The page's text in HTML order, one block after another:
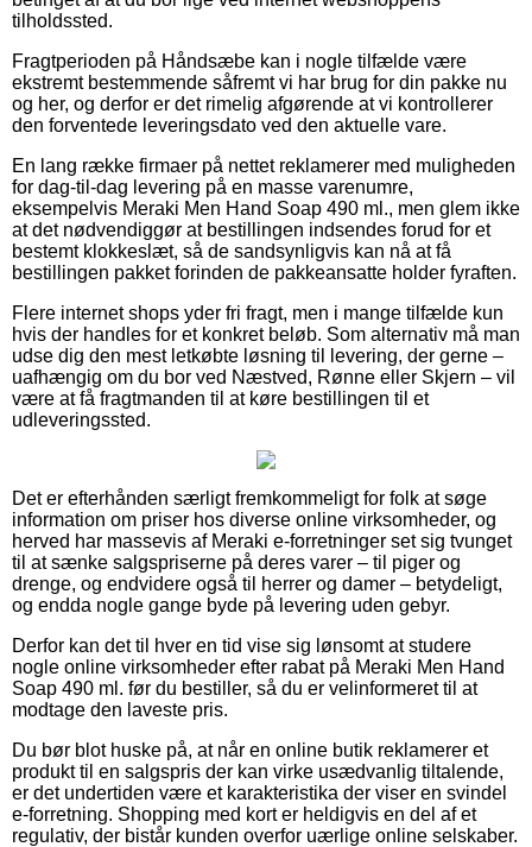
tilholdssted.
Fragtperioden på Håndsæbe kan i nogle tilfælde være
ekstremt bestemmende såfremt vi har brug for din pakke nu
og her, og derfor er det rimelig afgørende at vi kontrollerer
den forventede leveringsdato ved den aktuelle vare.
En lang række firmaer på nettet reklamerer med muligheden
for dag-til-dag levering på en masse varenumre,
eksempelvis Meraki Men Hand Soap 490 ml., men glem ikke
at det nødvendiggør at bestillingen indsendes forud for et
bestemt klokkeslæt, så de sandsynligvis kan nå at få
bestillingen pakket forinden de pakkeansatte holder fyraften.
Flere internet shops yder fri fragt, men i mange tilfælde kun
hvis der handles for et konkret beløb. Som alternativ må man
udse dig den mest letkøbte løsning til levering, der gerne –
uafhængig om du bor ved Næstved, Rønne eller Skjern – vil
være at få fragtmanden til at køre bestillingen til et
udleveringssted.
Det er efterhånden særligt fremkommeligt for folk at søge
information om priser hos diverse online virksomheder, og
herved har massevis af Meraki e-forretninger set sig tvunget
til at sænke salgspriserne på deres varer – til piger og
drenge, og endvidere også til herrer og damer – betydeligt,
og endda nogle gange byde på levering uden gebyr.
Derfor kan det til hver en tid vise sig lønsomt at studere
nogle online virksomheder efter rabat på Meraki Men Hand
Soap 490 ml. før du bestiller, så du er velinformeret til at
modtage den laveste pris.
Du bør blot huske på, at når en online butik reklamerer et
produkt til en salgspris der kan virke usædvanlig tiltalende,
er det undertiden være et karakteristika der viser en svindel
e-forretning. Shopping med kort er heldigvis en del af et
regulativ, der bistår kunden overfor uærlige online selskaber.